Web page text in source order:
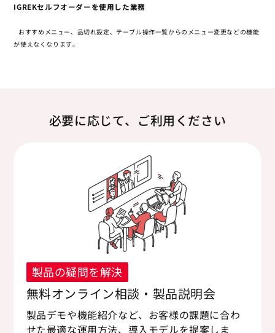
IGREKセルフオーダーを使用した業務
おすすめメニュー、品切れ設定、テーブル操作一覧からのメニュー変更などの機能
が使えなくなります。
必要に応じて、ご利用ください
製品の疑問を解決
無料オンライン相談・製品説明会
製品デモや機能紹介など、お客様の課題に合わ
せた最適な運用方法、導入モデルを提案しま